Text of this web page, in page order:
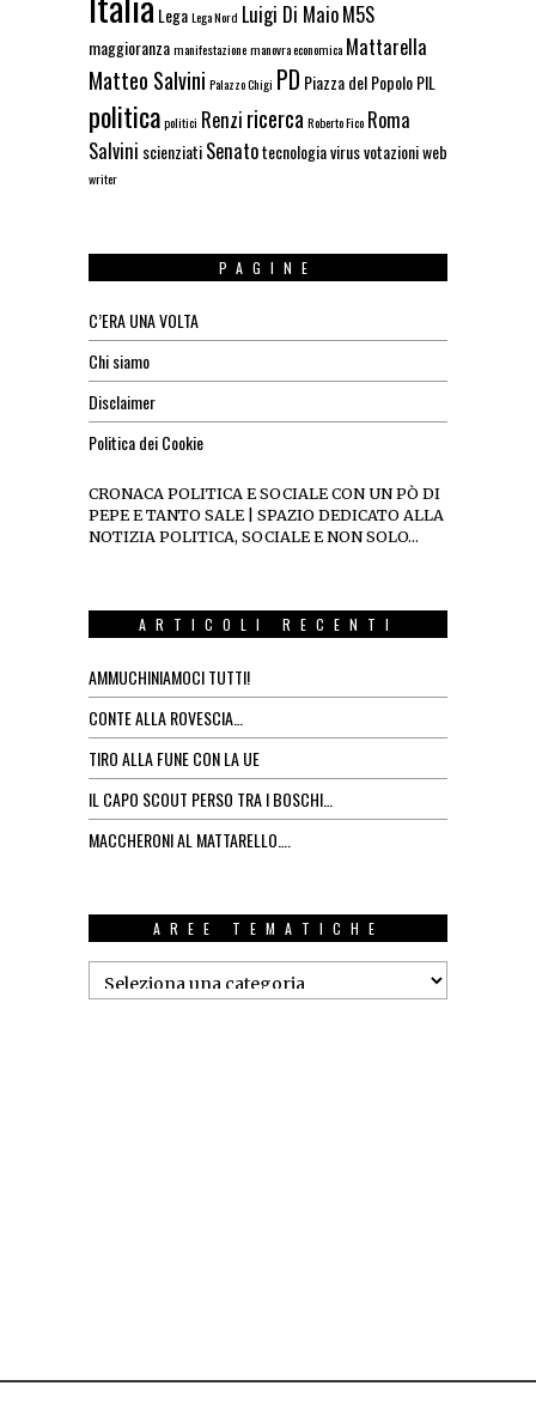
LegaLega Nord Luigi Di MaioM5S
maggioranzamanifestazionemanovra economica Mattarella
Matteo Salvini Palazzo Chigi PD Piazza del PopoloPIL
politicapolitici Renzi ricerca Roberto Fico Roma
Salvini scienziatiSenatotecnologiavirusvotazioniweb
writer
PAGINE
C’ERA UNA VOLTA
Chi siamo
Disclaimer
Politica dei Cookie
CRONACA POLITICA E SOCIALE CON UN PÒ DI
PEPE E TANTO SALE | SPAZIO DEDICATO ALLA
NOTIZIA POLITICA, SOCIALE E NON SOLO…
ARTICOLI RECENTI
AMMUCHINIAMOCI TUTTI!
CONTE ALLA ROVESCIA…
TIRO ALLA FUNE CON LA UE
IL CAPO SCOUT PERSO TRA I BOSCHI…
MACCHERONI AL MATTARELLO….
AREE TEMATICHE